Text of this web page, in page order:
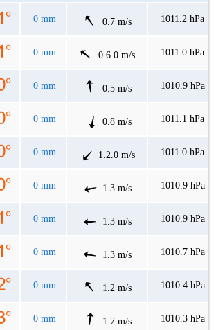
0 mm 0.7 m/s 1011.2 hPa
0 mm 0.6.0 m/s 1011.0 hPa
0 mm 0.5 m/s 1010.9 hPa
0 mm 0.8 m/s 1011.1 hPa
0 mm 1.2.0 m/s 1011.0 hPa
0 mm 1.3 m/s 1010.9 hPa
0 mm 1.3 m/s 1010.9 hPa
0 mm 1.3 m/s 1010.7 hPa
0 mm 1.2 m/s 1010.4 hPa
0 mm 1.7 m/s 1010.3 hPa